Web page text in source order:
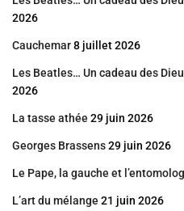
2026
Cauchemar8 juillet 2026
Les Beatles… Un cadeau des
2026
La tasse athée 29 juin 2026
Georges Brassens29 juin 2026
Le Pape, la gauche et
L’art du mélange 21 juin 2026